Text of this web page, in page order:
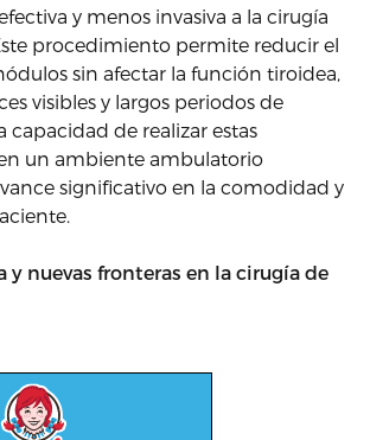
y menos invasiva a la cirugía
procedimiento permite reducir el
sin afectar la función tiroidea,
visibles y largos periodos de
capacidad de realizar estas
un ambiente ambulatorio
significativo en la comodidad y
y nuevas fronteras en la cirugía de